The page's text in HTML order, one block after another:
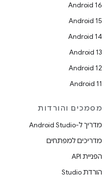
Android 16
Android 15
Android 14
Android 13
Android 12
Android 11
מסמכים והורדות
מדריך ל-Android Studio
מדריכים למפתחים
הפניית API
הורדת Studio